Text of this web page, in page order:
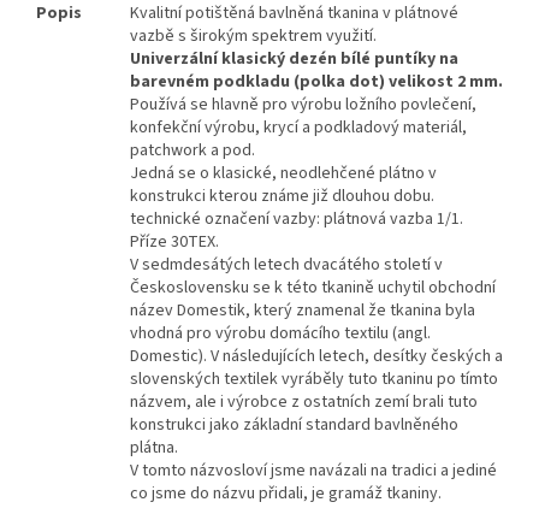
Popis
Kvalitní potištěná bavlněná tkanina v plátnové
vazbě s širokým spektrem využití.
Univerzální klasický dezén bílé puntíky na
barevném podkladu (polka dot) velikost 2 mm.
Používá se hlavně pro výrobu ložního povlečení,
konfekční výrobu, krycí a podkladový materiál,
patchwork a pod.
Jedná se o klasické, neodlehčené plátno v
konstrukci kterou známe již dlouhou dobu.
technické označení vazby: plátnová vazba 1/1.
Příze 30TEX.
V sedmdesátých letech dvacátého století v
Československu se k této tkanině uchytil obchodní
název Domestik, který znamenal že tkanina byla
vhodná pro výrobu domácího textilu (angl.
Domestic). V následujících letech, desítky českých a
slovenských textilek vyráběly tuto tkaninu po tímto
názvem, ale i výrobce z ostatních zemí brali tuto
konstrukci jako základní standard bavlněného
plátna.
V tomto názvosloví jsme navázali na tradici a jediné
co jsme do názvu přidali, je gramáž tkaniny.